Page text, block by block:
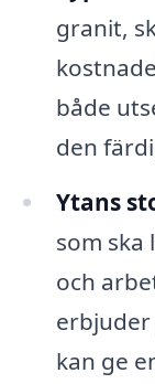
granit,
både
den
Ytans
som ska
och
kan ge